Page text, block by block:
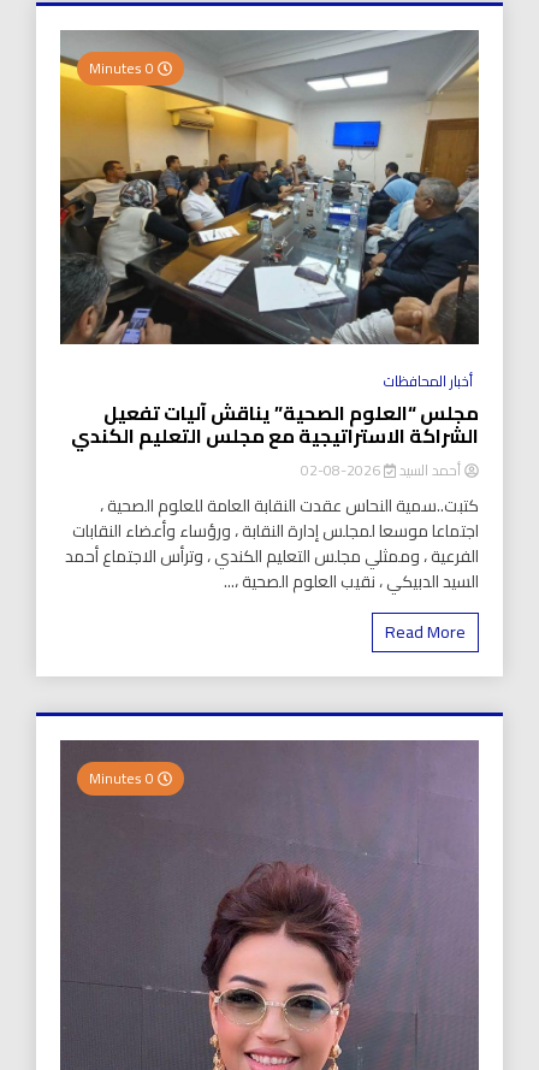
أخبار المحافظات
مجلس “العلوم الصحية” يناقش آليات تفعيل
الشراكة الاستراتيجية مع مجلس التعليم الكندي
أحمد السيد 2026-08-02
كتبت..سمية النحاس عقدت النقابة العامة للعلوم الصحية ،
اجتماعا موسعا لمجلس إدارة النقابة ، ورؤساء وأعضاء النقابات
الفرعية ، وممثلي مجلس التعليم الكندي ، وترأس الاجتماع أحمد
السيد الدبيكي ، نقيب العلوم الصحية ،...
Read More